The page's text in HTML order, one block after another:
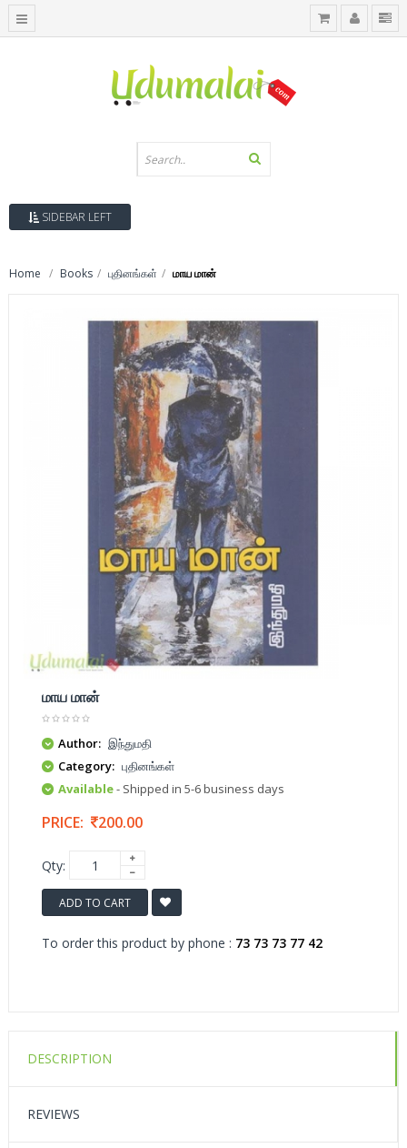
SIDEBAR LEFT
Home Books புதினங்கள் மாய மான்
மாய மான்
Author: இந்துமதி
Category: புதினங்கள்
Available- Shipped in 5-6 business days
PRICE: 200.00
Qty:
ADD TO CART
To order this product by phone : 73 73 73 77 42
DESCRIPTION
REVIEWS